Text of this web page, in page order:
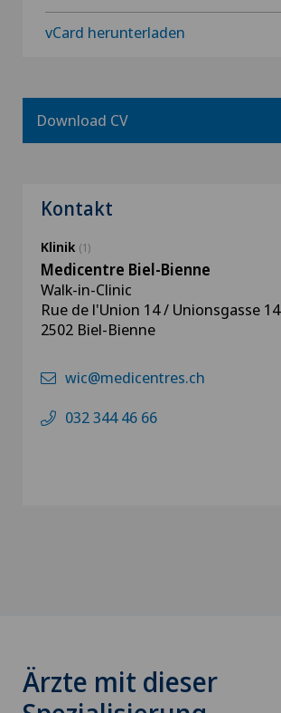
vCard herunterladen
Download CV
Kontakt
Klinik (1)
Medicentre Biel-Bienne
Walk-in-Clinic
Rue de l'Union 14 / Unionsgasse 14
2502 Biel-Bienne
wic@medicentres.ch
032 344 46 66
Ärzte mit dieser